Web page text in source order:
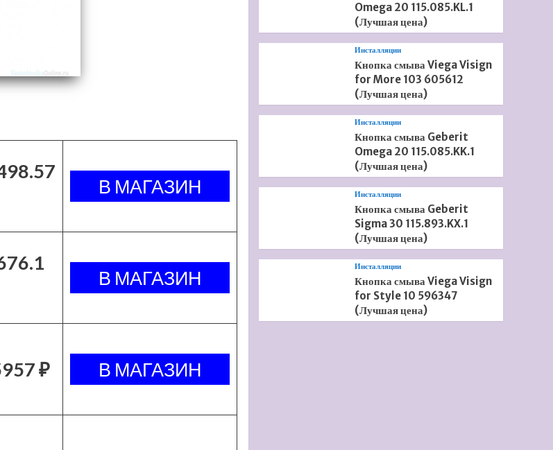
₽
Omega 20 115.085.KL.1
(Лучшая цена)
Инсталляции
Кнопка смыва Viega Visign
for More 103 605612
(Лучшая цена)
Инсталляции
Кнопка смыва Geberit
Omega 20 115.085.KK.1
(Лучшая цена)
Инсталляции
Кнопка смыва Geberit
Sigma 30 115.893.KX.1
(Лучшая цена)
Инсталляции
Кнопка смыва Viega Visign
for Style 10 596347
(Лучшая цена)